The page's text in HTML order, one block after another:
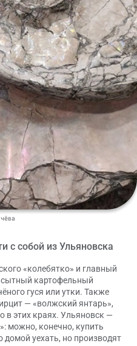
с собой из Ульяновска
«колебятко» и главный
сытный картофельный
гуся или утки. Также
— «волжский янтарь»,
этих краях. Ульяновск —
можно, конечно, купить
уехать, но производят